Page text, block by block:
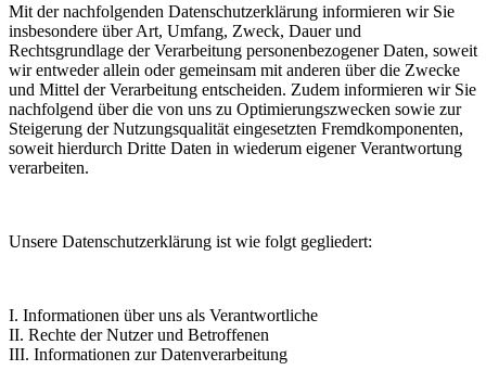
Mit der nachfolgenden Datenschutzerklärung informieren wir Sie
insbesondere über Art, Umfang, Zweck, Dauer und
Rechtsgrundlage der Verarbeitung personenbezogener Daten, soweit
wir entweder allein oder gemeinsam mit anderen über die Zwecke
und Mittel der Verarbeitung entscheiden. Zudem informieren wir Sie
nachfolgend über die von uns zu Optimierungszwecken sowie zur
Steigerung der Nutzungsqualität eingesetzten Fremdkomponenten,
soweit hierdurch Dritte Daten in wiederum eigener Verantwortung
verarbeiten.
Unsere Datenschutzerklärung ist wie folgt gegliedert:
I. Informationen über uns als Verantwortliche
II. Rechte der Nutzer und Betroffenen
III. Informationen zur Datenverarbeitung